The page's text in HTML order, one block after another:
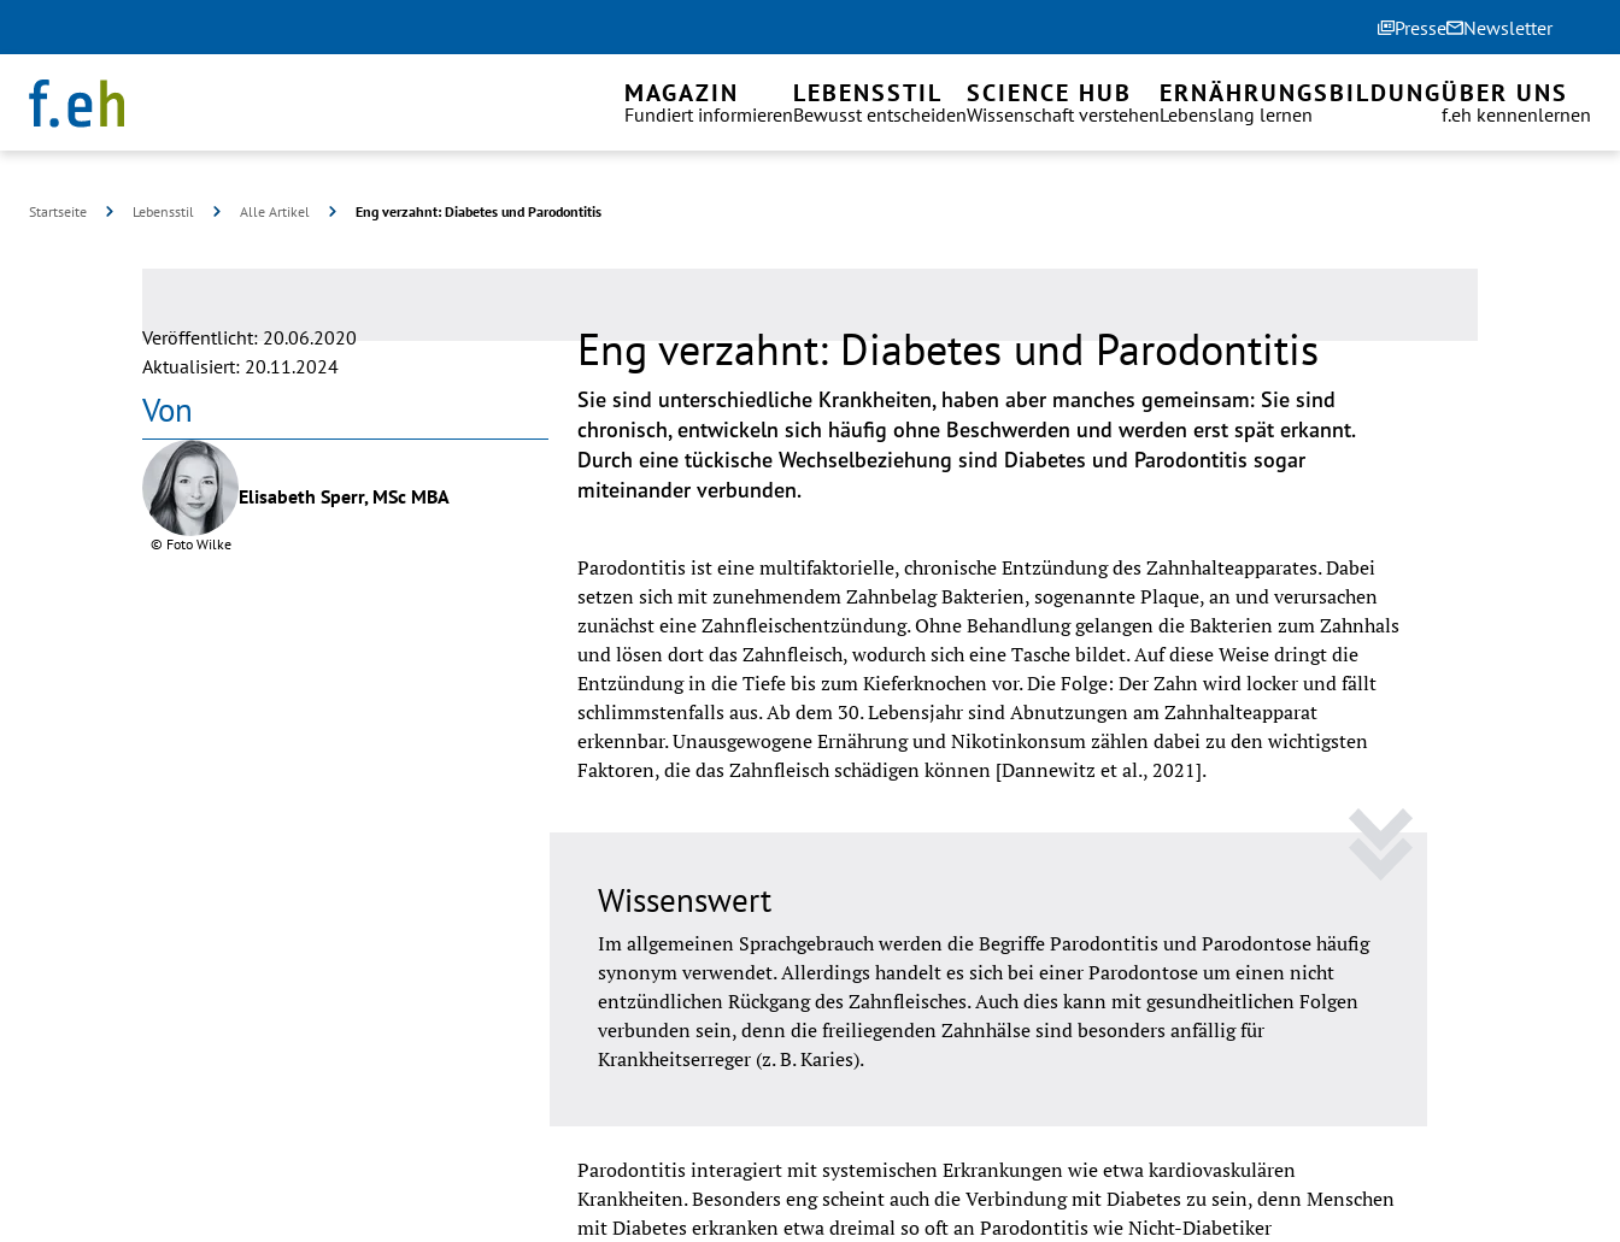
Presse Newsletter
MAGAZIN
Fundiert informieren
LEBENSSTIL
Bewusst entscheiden
SCIENCE HUB
Wissenschaft verstehen
ERNÄHRUNGSBILDUNG
Lebenslang lernen
ÜBER UNS
f.eh kennenlernen
Startseite Lebensstil Alle Artikel Eng verzahnt: Diabetes und Parodontitis
©
Africa
Veröffentlicht: 20.06.2020
Aktualisiert: 20.11.2024
Von
© Foto Wilke
Elisabeth Sperr, MSc MBA
Eng verzahnt: Diabetes und Parodontitis
Sie sind unterschiedliche Krankheiten, haben aber manches gemeinsam: Sie sind
chronisch, entwickeln sich häufig ohne Beschwerden und werden erst spät erkannt.
Durch eine tückische Wechselbeziehung sind Diabetes und Parodontitis sogar
miteinander verbunden.
Parodontitis ist eine multifaktorielle, chronische Entzündung des Zahnhalteapparates. Dabei
setzen sich mit zunehmendem Zahnbelag Bakterien, sogenannte Plaque, an und verursachen
zunächst eine Zahnfleischentzündung. Ohne Behandlung gelangen die Bakterien zum Zahnhals
und lösen dort das Zahnfleisch, wodurch sich eine Tasche bildet. Auf diese Weise dringt die
Entzündung in die Tiefe bis zum Kieferknochen vor. Die Folge: Der Zahn wird locker und fällt
schlimmstenfalls aus. Ab dem 30. Lebensjahr sind Abnutzungen am Zahnhalteapparat
erkennbar. Unausgewogene Ernährung und Nikotinkonsum zählen dabei zu den wichtigsten
Faktoren, die das Zahnfleisch schädigen können [Dannewitz et al., 2021].
Wissenswert
Im allgemeinen Sprachgebrauch werden die Begriffe Parodontitis und Parodontose häufig
synonym verwendet. Allerdings handelt es sich bei einer Parodontose um einen nicht
entzündlichen Rückgang des Zahnfleisches. Auch dies kann mit gesundheitlichen Folgen
verbunden sein, denn die freiliegenden Zahnhälse sind besonders anfällig für
Krankheitserreger (z. B. Karies).
Parodontitis interagiert mit systemischen Erkrankungen wie etwa kardiovaskulären
Krankheiten. Besonders eng scheint auch die Verbindung mit Diabetes zu sein, denn Menschen
mit Diabetes erkranken etwa dreimal so oft an Parodontitis wie Nicht-Diabetiker